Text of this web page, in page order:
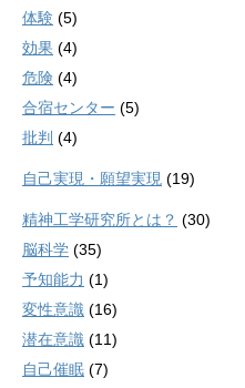
体験 (5)
効果 (4)
危険 (4)
合宿センター (5)
批判 (4)
自己実現・願望実現 (19)
精神工学研究所とは？ (30)
脳科学 (35)
予知能力 (1)
変性意識 (16)
潜在意識 (11)
自己催眠 (7)